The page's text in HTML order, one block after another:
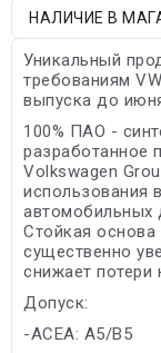
НАЛИЧИЕ В
Уникальный
требованиям
выпуска до
100% ПАО -
разработанное
Volkswagen
использования
автомобильных
Стойкая основа
существенно
снижает потери
Допуск:
-ACEA: A5/B5